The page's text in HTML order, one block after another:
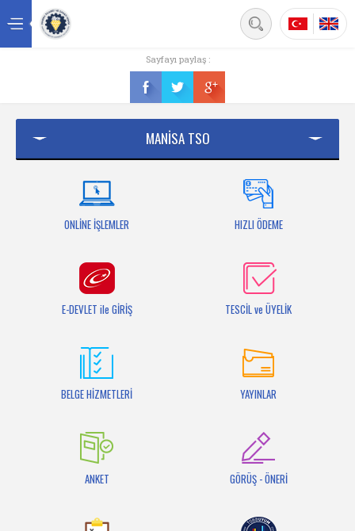
Üyelik
Bilgi Bankası
Sayfayı paylaş :
MANİSA TSO
ONLİNE İŞLEMLER HIZLI ÖDEME
E-DEVLET ile GİRİŞ TESCİL ve ÜYELİK
BELGE HİZMETLERİ YAYINLAR
ANKET GÖRÜŞ - ÖNERİ